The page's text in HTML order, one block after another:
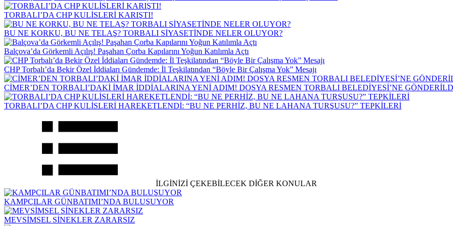
TORBALI’DA CHP KULİSLERİ KARIŞTI!
BU NE KORKU, BU NE TELAŞ? TORBALI SİYASETİNDE NELER OLUYOR?
Balçova’da Görkemli Açılış! Paşahan Çorba Kapılarını Yoğun Katılımla Açtı
CHP Torbalı’da Bekir Özel İddiaları Gündemde: İl Teşkilatından “Böyle Bir Çalışma Yok” Mesajı
CİMER’DEN TORBALI’DAKİ İMAR İDDİALARINA YENİ ADIM! DOSYA RESMEN TORBALI BELEDİYESİ’NE
TORBALI’DA CHP KULİSLERİ HAREKETLENDİ: “BU NE PERHİZ, BU NE LAHANA TURŞUSU?” TEPKİLERİ
İLGİNİZİ ÇEKEBİLECEK DİĞER KONULAR
KAMPÇILAR GÜNBATIMI’NDA BULUŞUYOR
MEVSİMSEL SİNEKLER ZARARSIZ